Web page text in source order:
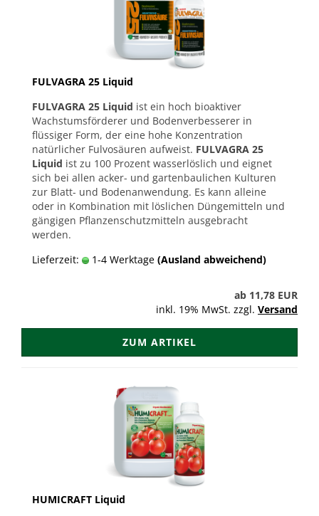
FULVAGRA 25 Liquid
FULVAGRA 25 Liquid ist ein hoch bioaktiver
Wachstumsförderer und Bodenverbesserer in
flüssiger Form, der eine hohe Konzentration
natürlicher Fulvosäuren aufweist. FULVAGRA 25
Liquid ist zu 100 Prozent wasserlöslich und eignet
sich bei allen acker- und gartenbaulichen Kulturen
zur Blatt- und Bodenanwendung. Es kann alleine
oder in Kombination mit löslichen Düngemitteln und
gängigen Pflanzenschutzmitteln ausgebracht
werden.
Lieferzeit:
1-4 Werktage (Ausland abweichend)
ab 11,78 EUR
inkl. 19% MwSt. zzgl. Versand
ZUM ARTIKEL
HUMICRAFT Liquid